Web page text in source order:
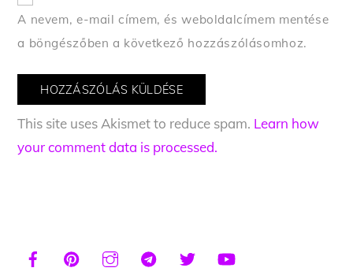
A nevem, e-mail címem, és weboldalcímem mentése
a böngészőben a következő hozzászólásomhoz.
This site uses Akismet to reduce spam. Learn how
your comment data is processed.